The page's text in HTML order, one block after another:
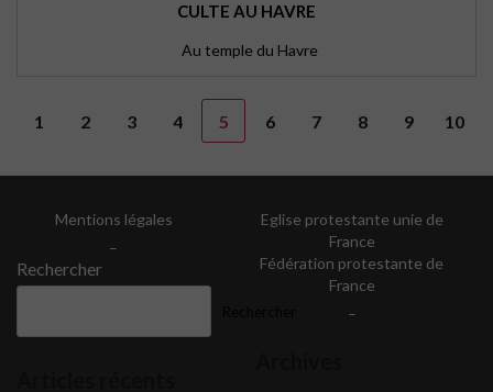
CULTE AU HAVRE
Au temple du Havre
1 2 3 4 5 6 7 8 9 10
Mentions légales
Rechercher
Eglise protestante unie de
France
Fédération protestante de
France